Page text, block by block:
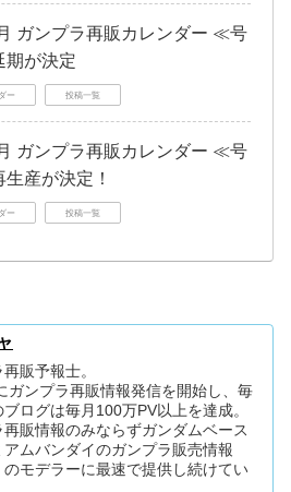
ガンプラ再販カレンダー ≪号
が決定
ー 投稿一覧
ガンプラ再販カレンダー ≪号
産が決定！
ー 投稿一覧
販予報士。
ガンプラ再販情報発信を開始し、毎
ブログは毎月100万PV以上を達成。
再販情報のみならずガンダムベース
アムバンダイのガンプラ販売情報
のモデラーに最速で提供し続けてい